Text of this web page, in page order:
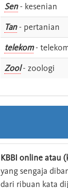
Sen- kesenian
Tan- pertanian
telekom-
Zool- zoologi
KBBI online atau
yang sengaja
dari ribuan kata